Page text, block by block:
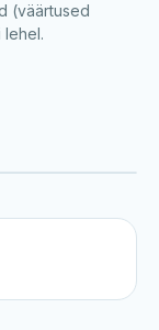
(väärtused
lehel.